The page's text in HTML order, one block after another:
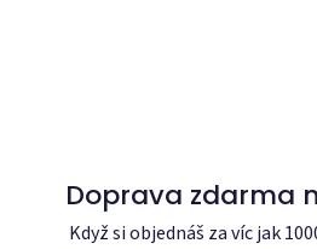
Doprava zdarma
Když si objednáš za víc jak